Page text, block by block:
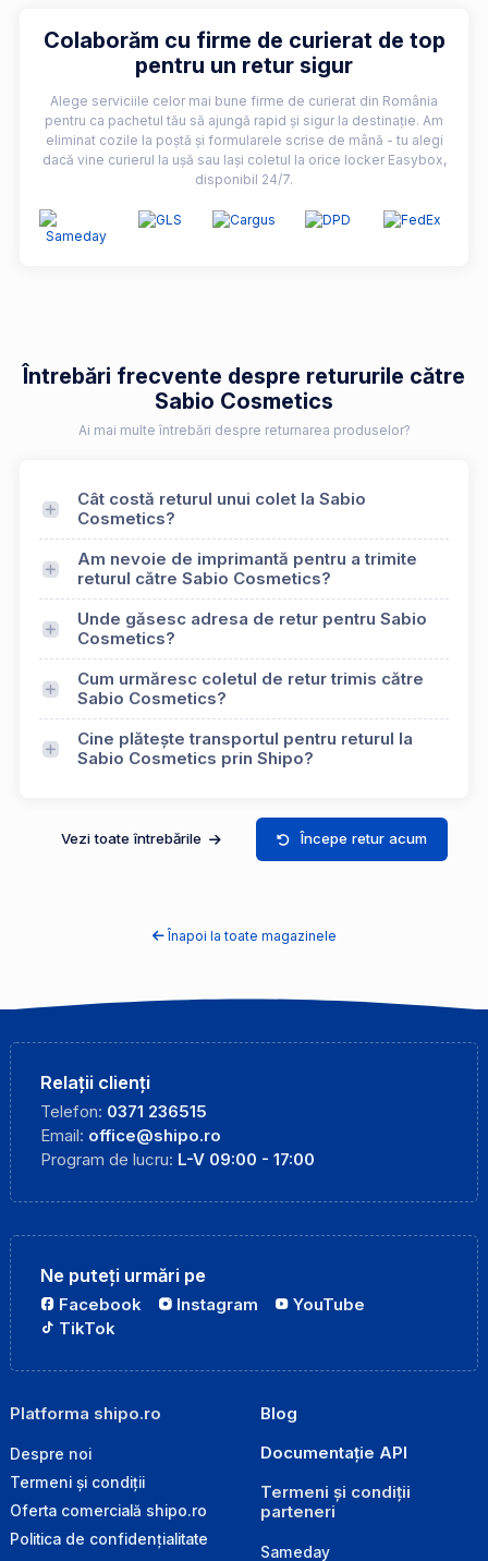
Colaborăm cu firme de curierat de top
pentru un retur sigur
Alege serviciile celor mai bune firme de curierat din România
pentru ca pachetul tău să ajungă rapid și sigur la destinație. Am
eliminat cozile la poștă și formularele scrise de mână - tu alegi
dacă vine curierul la ușă sau lași coletul la orice locker Easybox,
disponibil 24/7.
Întrebări frecvente despre retururile către
Sabio Cosmetics
Ai mai multe întrebări despre returnarea produselor?
Cât costă returul unui colet la Sabio
Cosmetics?
Am nevoie de imprimantă pentru a trimite
returul către Sabio Cosmetics?
Unde găsesc adresa de retur pentru Sabio
Cosmetics?
Cum urmăresc coletul de retur trimis către
Sabio Cosmetics?
Cine plătește transportul pentru returul la
Sabio Cosmetics prin Shipo?
Vezi toate întrebările Începe retur acum
Înapoi la toate magazinele
Relații clienți
Telefon: 0371 236515
Email: office@shipo.ro
Program de lucru: L-V 09:00 - 17:00
Ne puteți urmări pe
Facebook Instagram
YouTube
TikTok
Platforma shipo.ro
Despre noi
Termeni și condiții
Oferta comercială shipo.ro
Politica de confidențialitate
Blog
Documentație API
Termeni și condiții
parteneri
Sameday